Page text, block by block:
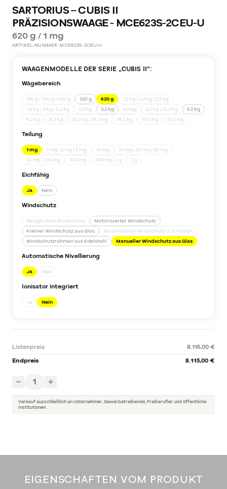
SARTORIUS – CUBIS II
PRÄZISIONSWAAGE - MCE623S-2CEU-U
620 g / 1 mg
ARTIKEL-NUMMER: MCE623S-2CEU-U
WAAGENMODELLE DER SERIE „CUBIS II“:
Wägebereich
150 g | 300 g | 620 g 320 g 620 g
1,2 kg | 2,4 kg | 5,2 kg
1,5 kg | 3 kg | 6,2 kg
2,2 kg 3,2 kg 4,2 kg 4,2 kg | 32,2 kg
5,2 kg
6,2 kg
8,2 kg 10,2 kg | 36,2 kg 36,2 kg 50,2 kg 70,2 kg
Teilung
1 mg 1 mg | 2 mg | 5 mg 10 mg
10 mg | 20 mg | 50 mg
10 mg | 100 mg
100 mg 100 mg | 1 g 1 g
Eichfähig
Ja Nein
Windschutz
Waage ohne Windschutz
Motorisierter Windschutz
Kleiner Windschutz aus Glas
Motorisierter Windschutz & Ionisator
Windschutzrahmen aus Edelstahl
Manueller Windschutz aus Glas
Automatische Nivellierung
Ja Nein
Ionisator integriert
Ja Nein
Listenpreis
8.115,00 €
Endpreis
8.115,00 €
− 1 +
Verkauf ausschließlich an Unternehmer, Gewerbetreibende, Freiberufler und öffentliche
Institutionen.
EIGENSCHAFTEN VOM PRODUKT